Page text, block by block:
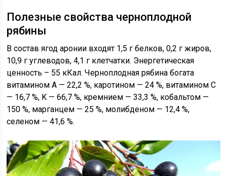
Полезные свойства черноплодной
рябины
В состав ягод аронии входят 1,5 г белков, 0,2 г жиров,
10,9 г углеводов, 4,1 г клетчатки. Энергетическая
ценность – 55 кКал. Черноплодная рябина богата
витамином А — 22,2 %, каротином — 24 %, витамином C
— 16,7 %, K — 66,7 %, кремнием — 33,3 %, кобальтом —
150 %, марганцем — 25 %, молибденом — 12,4 %,
селеном — 41,6 %.